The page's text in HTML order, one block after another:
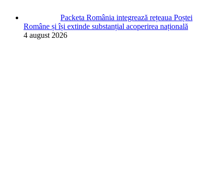
Packeta România integrează rețeaua Poștei
Române și își extinde substanțial acoperirea națională
4 august 2026